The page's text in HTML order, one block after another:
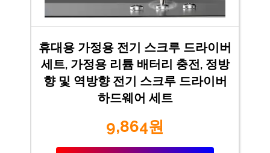
휴대용 가정용 전기 스크루 드라이버
세트, 가정용 리튬 배터리 충전, 정방
향 및 역방향 전기 스크루 드라이버
하드웨어 세트
9,864원